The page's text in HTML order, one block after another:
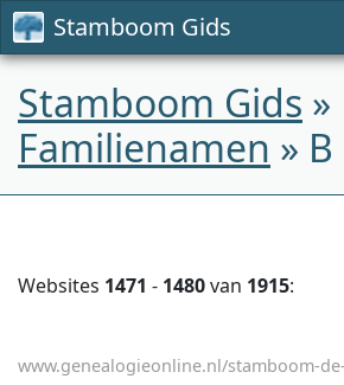
Stamboom Gids
Stamboom Gids »
Familienamen » B
Websites 1471 - 1480van 1915:
www.genealogieonline.nl/stamboom-